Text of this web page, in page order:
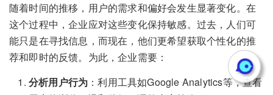
随着时间的推移，用户的需求和偏好会发生显著变化。在
这个过程中，企业应对这些变化保持敏感。过去，人们可
能只是在寻找信息，而现在，他们更希望获取个性化的推
荐和即时的反馈。为此，企业需要：
分析用户行为 ：利用工具如Google Analytics等，查看